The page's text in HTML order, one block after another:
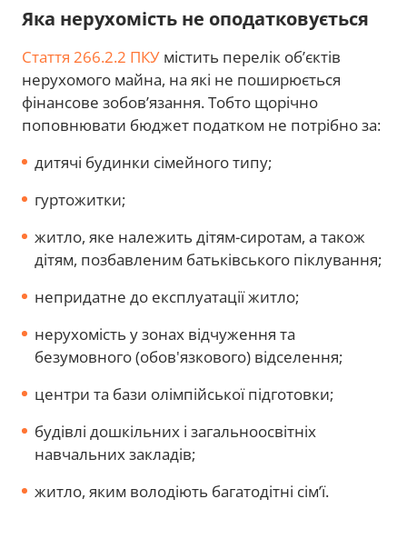
Яка нерухомість не оподатковується
Стаття 266.2.2 ПКУ містить перелік об’єктів
нерухомого майна, на які не поширюється
фінансове зобов’язання. Тобто щорічно
поповнювати бюджет податком не потрібно за:
дитячі будинки сімейного типу;
гуртожитки;
житло, яке належить дітям-сиротам, а також
дітям, позбавленим батьківського піклування;
непридатне до експлуатації житло;
нерухомість у зонах відчуження та
безумовного (обов'язкового) відселення;
центри та бази олімпійської підготовки;
будівлі дошкільних і загальноосвітніх
навчальних закладів;
житло, яким володіють багатодітні сім’ї.